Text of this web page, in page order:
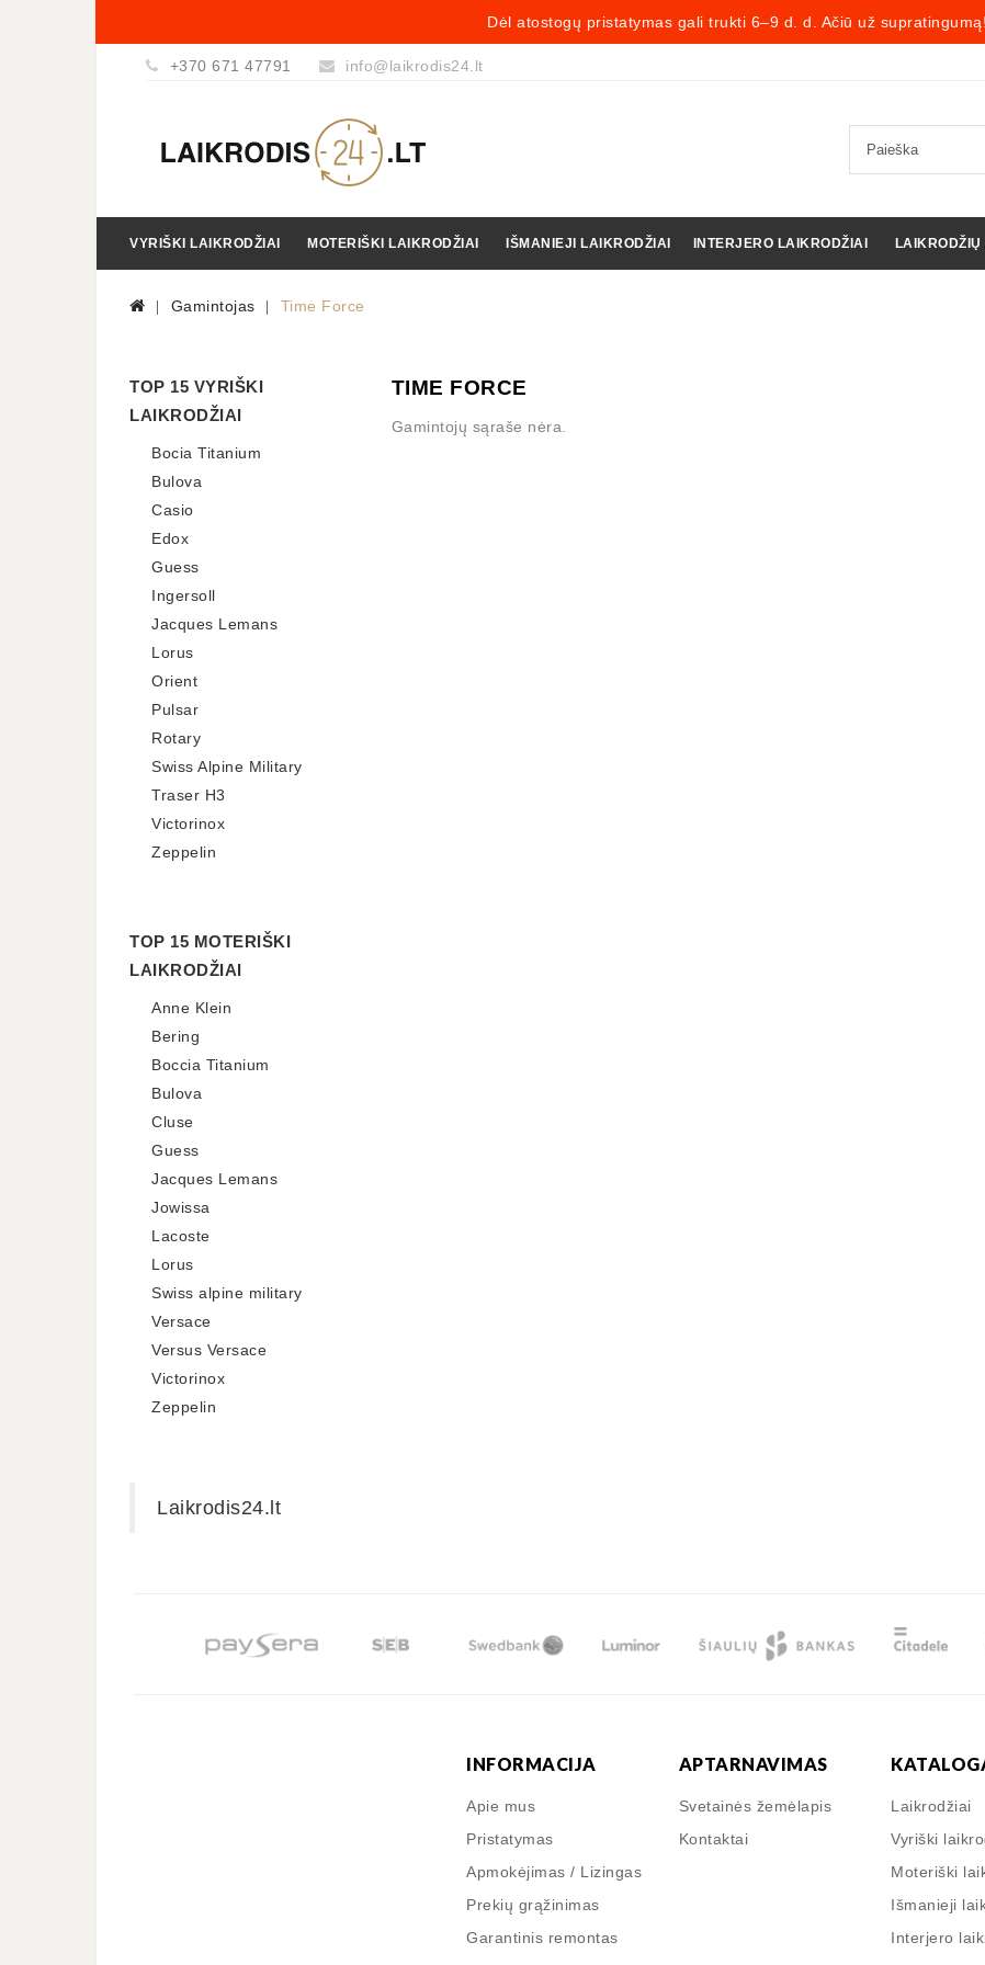
Dėl atostogų pristatymas gali trukti 6–9 d. d. Ačiū už supratingumą!
+370 671 47791 info@laikrodis24.lt
VYRIŠKI LAIKRODŽIAI MOTERIŠKI LAIKRODŽIAI IŠMANIEJI LAIKRODŽIAI INTERJERO LAIKRODŽIAI LAIKRODŽIŲ
Gamintojas Time Force
TOP 15 VYRIŠKI
LAIKRODŽIAI
Bocia Titanium
Bulova
Casio
Edox
Guess
Ingersoll
Jacques Lemans
Lorus
Orient
Pulsar
Rotary
Swiss Alpine Military
Traser H3
Victorinox
Zeppelin
TOP 15 MOTERIŠKI
LAIKRODŽIAI
Anne Klein
Bering
Boccia Titanium
Bulova
Cluse
Guess
Jacques Lemans
Jowissa
Lacoste
Lorus
Swiss alpine military
Versace
Versus Versace
Victorinox
Zeppelin
Laikrodis24.lt
TIME FORCE
Gamintojų sąraše nėra.
INFORMACIJA
Apie mus
Pristatymas
Apmokėjimas / Lizingas
Prekių grąžinimas
Garantinis remontas
APTARNAVIMAS
Svetainės žemėlapis
Kontaktai
Laikrodžiai
Vyriški
Moteriški
Išmanieji
Interjero